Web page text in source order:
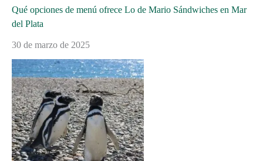
Qué opciones de menú ofrece Lo de Mario Sándwiches en Mar
del Plata
30 de marzo de 2025